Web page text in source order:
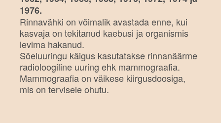
1976.
Rinnavähki on võimalik avastada enne, kui
kasvaja on tekitanud kaebusi ja organismis
levima hakanud.
Sõeluuringu käigus kasutatakse rinnanäärme
radioloogiline uuring ehk mammograafia.
Mammograafia on väikese kiirgusdoosiga,
mis on tervisele ohutu.